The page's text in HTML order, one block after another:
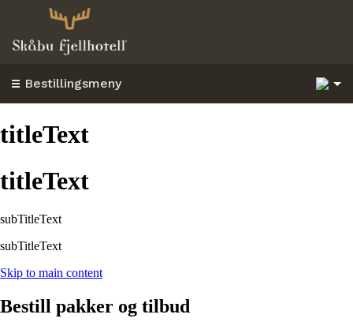
Bestillingsmeny
titleText
titleText
subTitleText
subTitleText
Skip to main content
Bestill pakker og tilbud